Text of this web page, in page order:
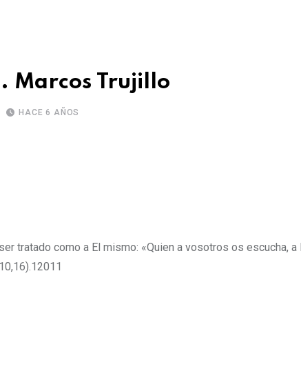
Marcos Trujillo
HACE 6 AÑOS
tratado como a El mismo: «Quien a vosotros os escucha, a